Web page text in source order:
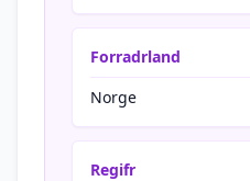
Forradrland
Norge
Regifr